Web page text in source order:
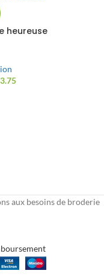
heureuse
3.75
aux besoins de broderie